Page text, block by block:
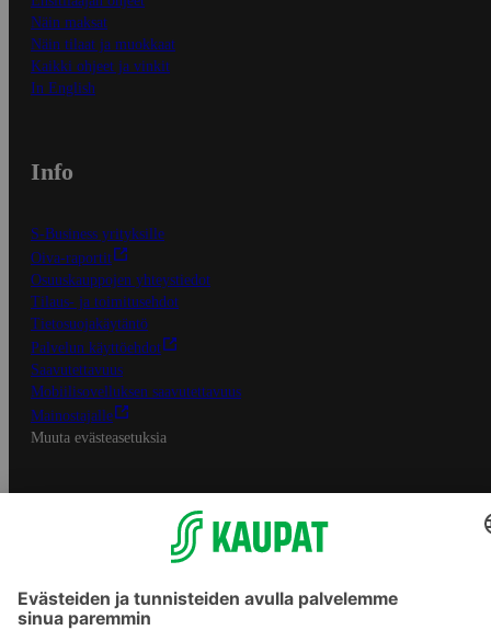
Näin maksat
Näin tilaat ja muokkaat
Kaikki ohjeet ja vinkit
In English
Info
S-Business yrityksille
Oiva-raportit
Osuuskauppojen yhteystiedot
Tilaus- ja toimitusehdot
Tietosuojakäytäntö
Palvelun käyttöehdot
Saavutettavuus
Mobiilisovelluksen saavutettavuus
Mainostajalle
Muuta evästeasetuksia
S-ryhmän palvelut
Asiakasomistajuus